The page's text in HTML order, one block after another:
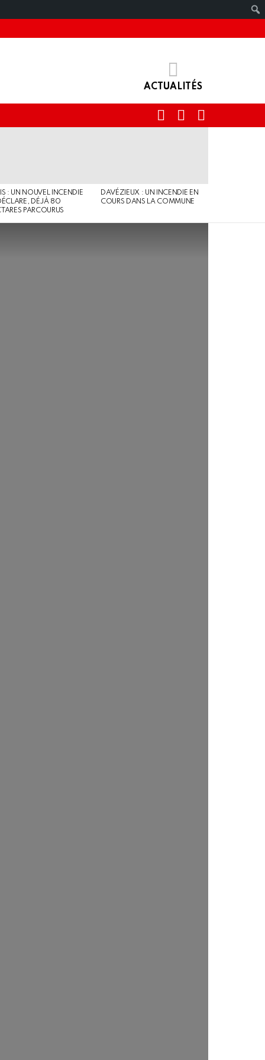
ACTUALITÉS
SWITCHRECHERCHE
: UN NOUVEL INCENDIE
DÉJÀ 80
PARCOURUS
DAVÉZIEUX : UN INCENDIE EN
COURS DANS LA COMMUNE